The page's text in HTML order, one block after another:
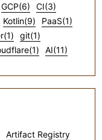
GCP(6)
CI(3)
Kotlin(9)
PaaS(1)
git(1)
AI(11)
Artifact Registry